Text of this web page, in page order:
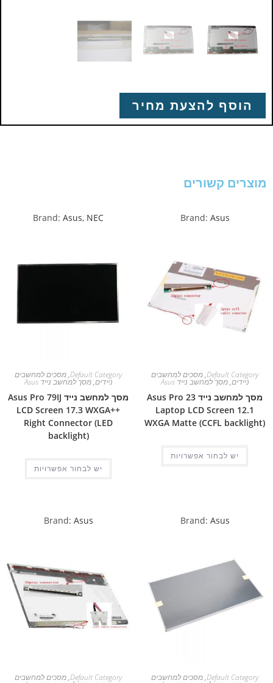
הוסף להצעת מחיר
מוצרים קשורים
Brand: Asus
Default Category
,מסכים למחשבים
ניידים,מסך למחשב נייד Asus
מסך למחשב נייד Asus Pro 23
Laptop LCD Screen 12.1
WXGA Matte (CCFL backlight)
יש לבחור אפשרויות
Brand: Asus, NEC
Default Category
,מסכים למחשבים
ניידים,מסך למחשב נייד Asus
מסך למחשב נייד Asus Pro 79IJ
LCD Screen 17.3 WXGA++
Right Connector (LED
backlight)
יש לבחור אפשרויות
Brand: Asus
Default Category
,מסכים למחשבים
Brand: Asus
Default Category
,מסכים למחשבים